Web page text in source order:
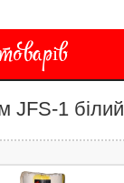
JFS-1 білий